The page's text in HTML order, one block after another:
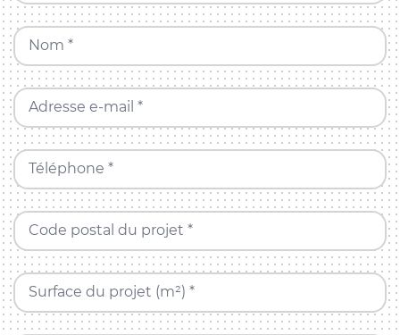
Nom *
Adresse e-mail *
Téléphone *
Code postal du projet *
Surface du projet (m²) *